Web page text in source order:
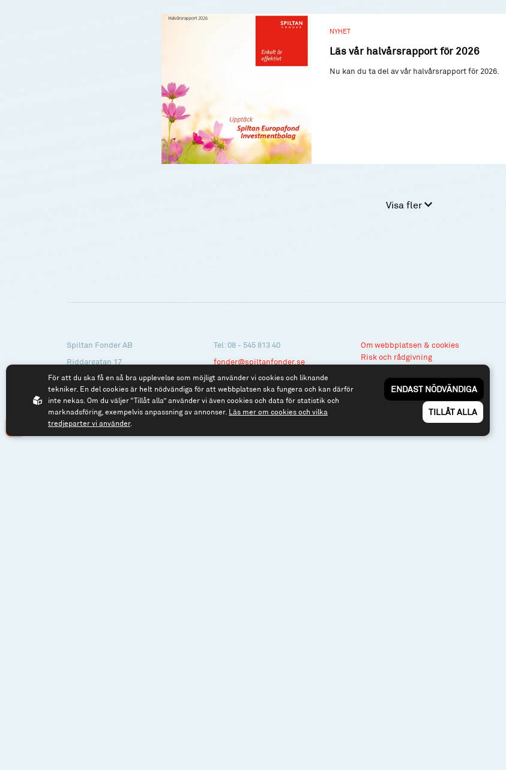
NYHET
Läs vår halvårsrapport för 2026
Nu kan du ta del av vår halvårsrapport för 2026.
Visa fler
Spiltan Fonder AB
Riddargatan 17
114 57 Stockholm
Tel: 08 - 545 813 40
fonder@spiltanfonder.se
Om webbplatsen & cookies
Risk och rådgivning
För att du ska få en så bra upplevelse som möjligt använder vi cookies och liknande
tekniker. En del cookies är helt nödvändiga för att webbplatsen ska fungera och kan därför
inte nekas. Om du väljer “Tillåt alla” använder vi även cookies och data för statistik och
marknadsföring, exempelvis anpassning av annonser. Läs mer om cookies och vilka
tredjeparter vi använder.
ENDAST NÖDVÄNDIGA
TILLÅT ALLA